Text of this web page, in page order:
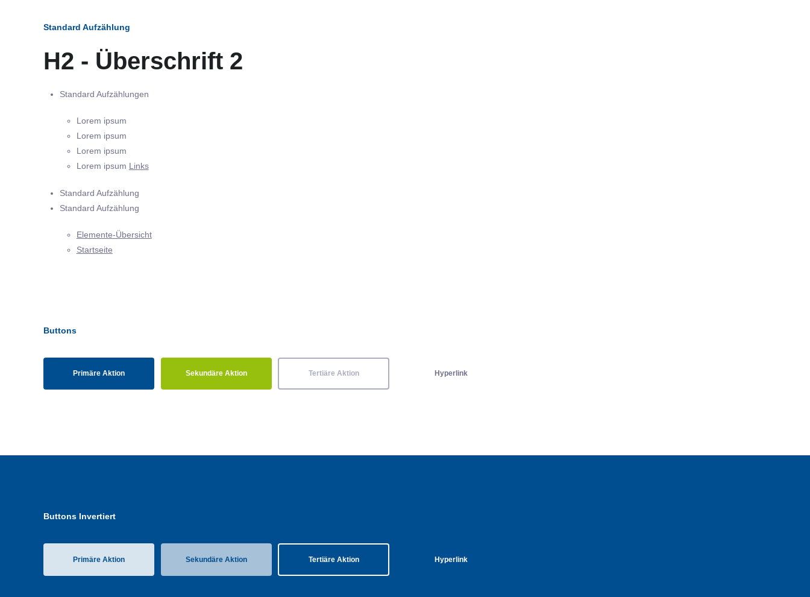
Standard Aufzählung
H2 - Überschrift 2
Standard Aufzählungen
Lorem ipsum
Lorem ipsum
Lorem ipsum
Lorem ipsum Links
Standard Aufzählung
Standard Aufzählung
Elemente-Übersicht
Startseite
Buttons
Primäre Aktion Sekundäre Aktion Tertiäre Aktion Hyperlink
Buttons Invertiert
Primäre Aktion Sekundäre Aktion Tertiäre Aktion Hyperlink